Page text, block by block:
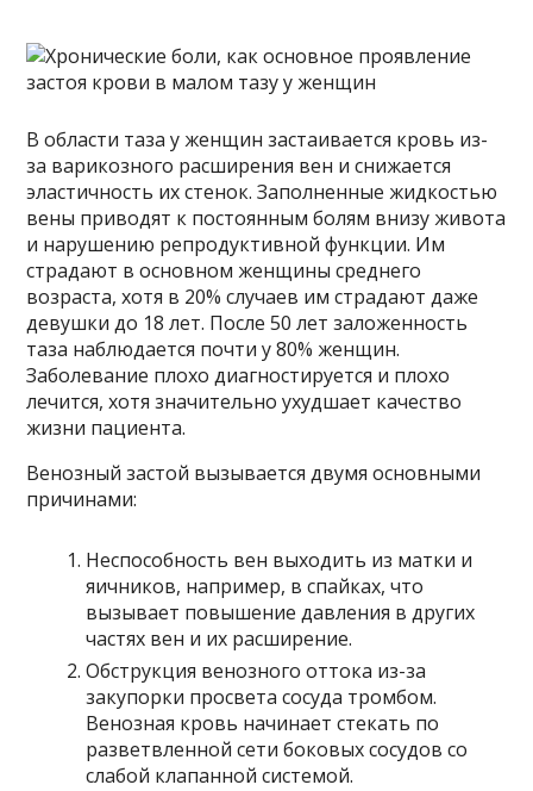
В области таза у женщин застаивается кровь из-
за варикозного расширения вен и снижается
эластичность их стенок. Заполненные жидкостью
вены приводят к постоянным болям внизу живота
и нарушению репродуктивной функции. Им
страдают в основном женщины среднего
возраста, хотя в 20% случаев им страдают даже
девушки до 18 лет. После 50 лет заложенность
таза наблюдается почти у 80% женщин.
Заболевание плохо диагностируется и плохо
лечится, хотя значительно ухудшает качество
жизни пациента.
Венозный застой вызывается двумя основными
причинами:
Неспособность вен выходить из матки и
яичников, например, в спайках, что
вызывает повышение давления в других
частях вен и их расширение.
Обструкция венозного оттока из-за
закупорки просвета сосуда тромбом.
Венозная кровь начинает стекать по
разветвленной сети боковых сосудов со
слабой клапанной системой.